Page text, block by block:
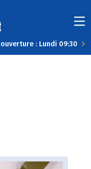
: Lundi 09:30